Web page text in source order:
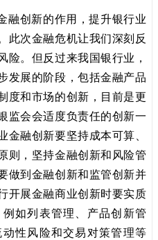
创新的作用，提升银行业
此次金融危机让我们深刻反
险。但反过来我国银行业，
发展的阶段，包括金融产品
度和市场的创新，目前是更
监会会适度负责任的创新一
金融创新要坚持成本可算、
则，坚持金融创新和风险管
做到金融创新和监管创新并
开展金融商业创新时要实质
如列表管理、产品创新管
性风险和交易对策管理等